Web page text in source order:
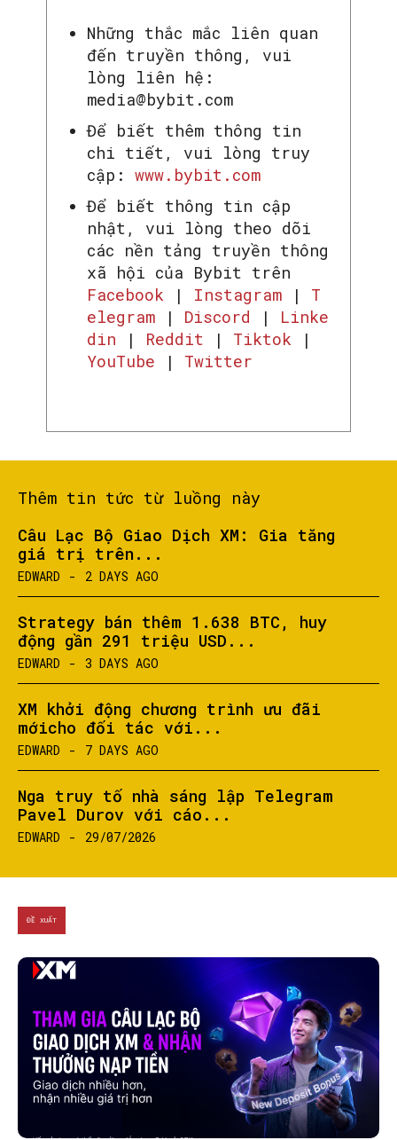
Những thắc mắc liên quan
đến truyền thông, vui
lòng liên hệ:
media@bybit.com
Để biết thêm thông tin
chi tiết, vui lòng truy
cập: www.bybit.com
Để biết thông tin cập
nhật, vui lòng theo dõi
các nền tảng truyền thông
xã hội của Bybit trên
Facebook | Instagram | T
elegram | Discord | Linke
din | Reddit | Tiktok |
YouTube | Twitter
Thêm tin tức từ luồng này
Câu Lạc Bộ Giao Dịch XM: Gia tăng
giá trị trên...
EDWARD - 2 DAYS AGO
Strategy bán thêm 1.638 BTC, huy
động gần 291 triệu USD...
EDWARD - 3 DAYS AGO
XM khởi động chương trình ưu đãi
mớicho đối tác với...
EDWARD - 7 DAYS AGO
Nga truy tố nhà sáng lập Telegram
Pavel Durov với cáo...
EDWARD - 29/07/2026
ĐỀ XUẤT